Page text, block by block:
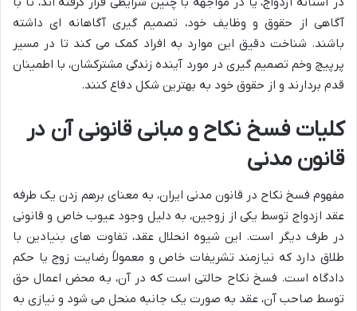
آگاهی از حقوق و وظایف خود، تصمیم گیری آگاهانه ای داشته
باشند. شناخت دقیق این موارد به افراد کمک می کند تا در مسیر
پرپیچ وخم تصمیم گیری در مورد آینده زندگی مشترکشان، با اطمینان
قدم بردارند و از حقوق خود به بهترین شکل دفاع کنند.
کلیات فسخ نکاح و مبانی قانونی آن در
قانون مدنی
مفهوم فسخ نکاح در قانون مدنی ایران، به معنای برهم زدن یک طرفه
عقد ازدواج توسط یکی از زوجین، به دلیل وجود عیوب خاص و قانونی
در طرف دیگر است. این شیوه انحلال عقد، تفاوت های بنیادین با
طلاق دارد که نیازمند تشریفات خاص و معمولاً رضایت زوج یا حکم
دادگاه است. فسخ نکاح حالتی است که در آن، به محض اعمال حق
توسط صاحب آن، عقد به صورت یک جانبه منحل می شود و نیازی به